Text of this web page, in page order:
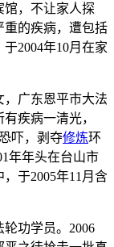
馆，不让家人探
重的疾病，遭包括
2004年10月在家
广东恩平市大法
疾病一清光，
吓，剥夺修炼环
年年头在台山市
于2005年11月含
功学员。2006